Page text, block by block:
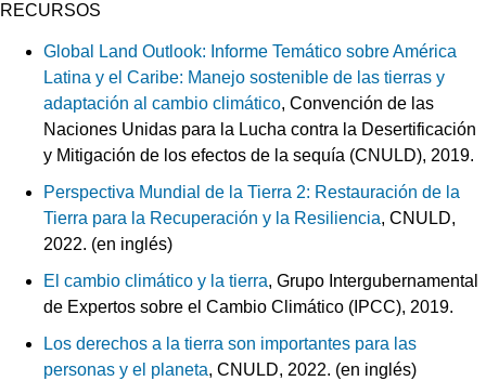
RECURSOS
Global Land Outlook: Informe Temático sobre América
Latina y el Caribe: Manejo sostenible de las tierras y
adaptación al cambio climático, Convención de las
Naciones Unidas para la Lucha contra la Desertificación
y Mitigación de los efectos de la sequía (CNULD), 2019.
Perspectiva Mundial de la Tierra 2: Restauración de la
Tierra para la Recuperación y la Resiliencia, CNULD,
2022. (en inglés)
El cambio climático y la tierra, Grupo Intergubernamental
de Expertos sobre el Cambio Climático (IPCC), 2019.
Los derechos a la tierra son importantes para las
personas y el planeta, CNULD, 2022. (en inglés)